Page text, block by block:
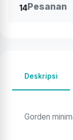
14Pesanan
Deskripsi
Gorden